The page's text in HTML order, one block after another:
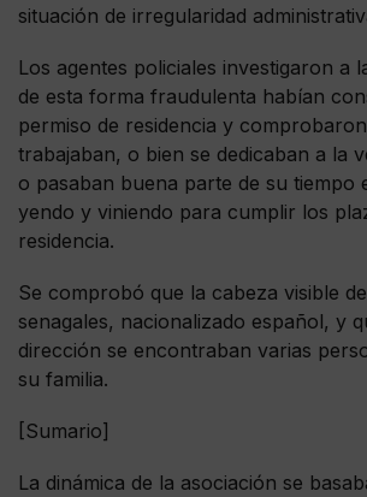
situación de irregularidad
Los agentes policiales investigaron a
de esta forma fraudulenta habían
permiso de residencia y
trabajaban, o bien se dedicaban a la
o pasaban buena parte de su tiempo
yendo y viniendo para cumplir los
residencia.
Se comprobó que la cabeza visible
senagales, nacionalizado español, y
dirección se encontraban varias
su familia.
[Sumario]
La dinámica de la asociación se